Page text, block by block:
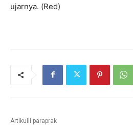
ujarnya. (Red)
Artikulli paraprak